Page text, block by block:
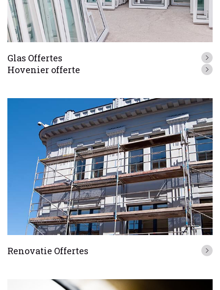
Glas Offertes
Hovenier offerte
Renovatie Offertes